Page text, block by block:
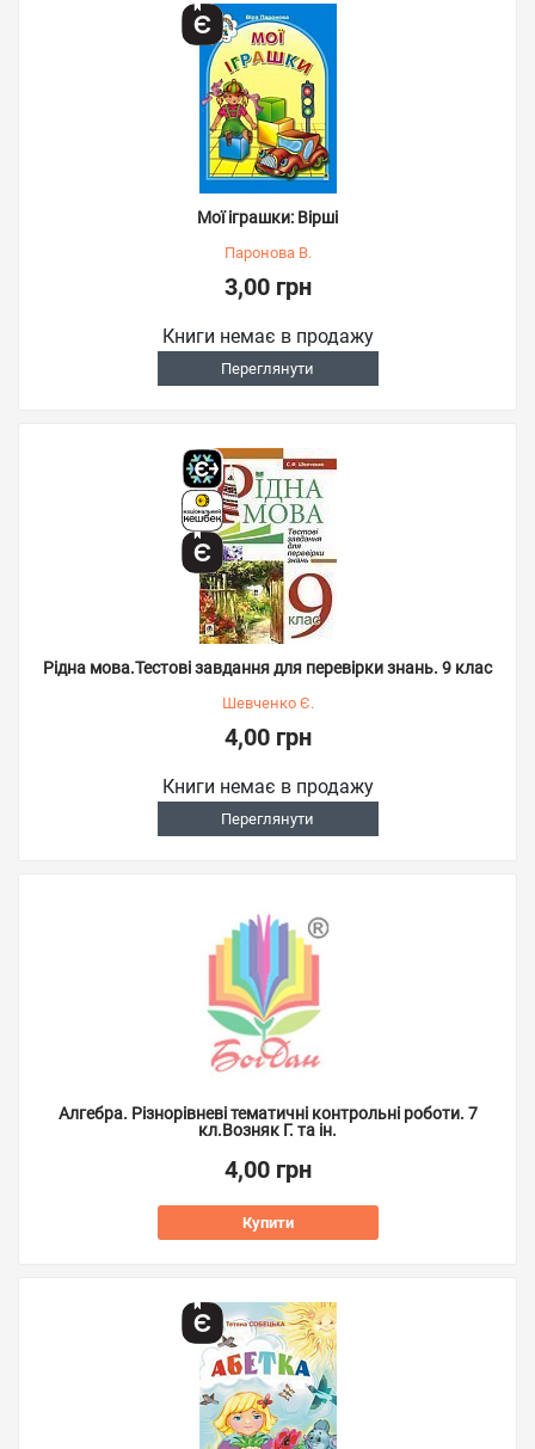
Мої іграшки: Вірші
Паронова В.
3,00 грн
Книги немає в продажу
Переглянути
Рідна мова.Тестові завдання для перевірки знань. 9 клас
Шевченко Є.
4,00 грн
Книги немає в продажу
Переглянути
Алгебра. Різнорівневі тематичні контрольні роботи. 7
кл.Возняк Г. та ін.
4,00 грн
Купити